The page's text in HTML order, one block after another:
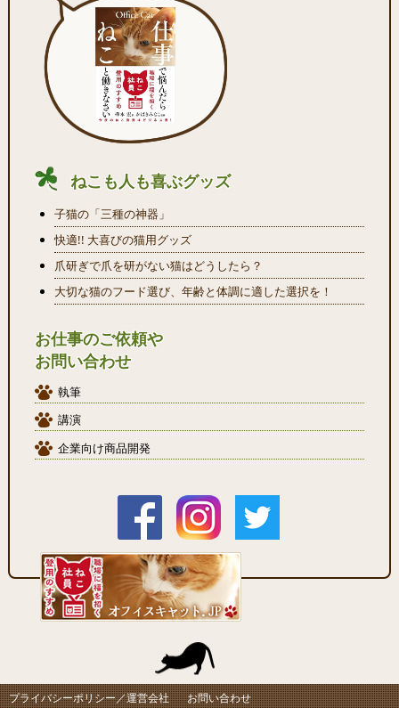
ねこも人も喜ぶグッズ
子猫の「三種の神器」
快適!! 大喜びの猫用グッズ
爪研ぎで爪を研がない猫はどうしたら？
大切な猫のフード選び、年齢と体調に適した選択を！
お仕事のご依頼や
お問い合わせ
執筆
講演
企業向け商品開発
プライバシーポリシー／運営会社 お問い合わせ